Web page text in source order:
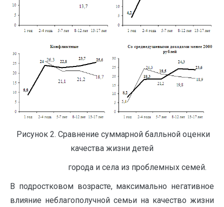
Рисунок 2. Сравнение суммарной балльной оценки
качества жизни детей
города и села из проблемных семей.
В подростковом возрасте, максимально негативное
влияние неблагополучной семьи на качество жизни